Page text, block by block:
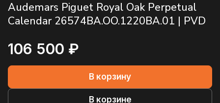
Audemars Piguet Royal Oak Perpetual
Calendar 26574BA.OO.1220BA.01 | PVD
106 500 ₽
В корзину
В корзине